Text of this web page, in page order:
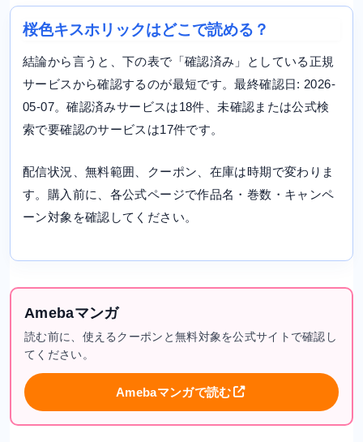
桜色キスホリックはどこで読める？
結論から言うと、下の表で「確認済み」としている正規
サービスから確認するのが最短です。最終確認日: 2026-
05-07。確認済みサービスは18件、未確認または公式検
索で要確認のサービスは17件です。
配信状況、無料範囲、クーポン、在庫は時期で変わりま
す。購入前に、各公式ページで作品名・巻数・キャンペ
ーン対象を確認してください。
Amebaマンガ
読む前に、使えるクーポンと無料対象を公式サイトで確認し
てください。
Amebaマンガで読む